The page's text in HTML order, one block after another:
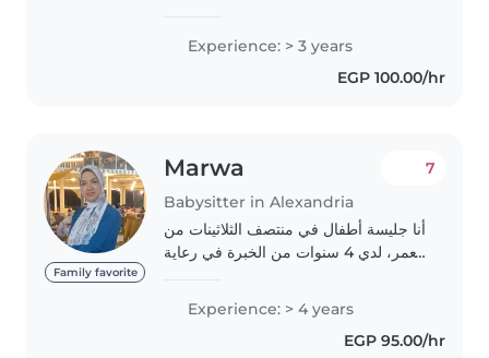
بأطفالكم بكل حب و اهتمام! و يمكنكم
Experience: > 3 years
EGP 100.00/hr
Family favorite
Marwa
Babysitter in Alexandria
7
أنا جليسة أطفال في منتصف الثلاثينات من
العمر، لدي 4 سنوات من الخبرة في رعاية
الابتدائية. أنا مسؤولة وحنونة وصبورة،
Experience: > 4 years
EGP 95.00/hr